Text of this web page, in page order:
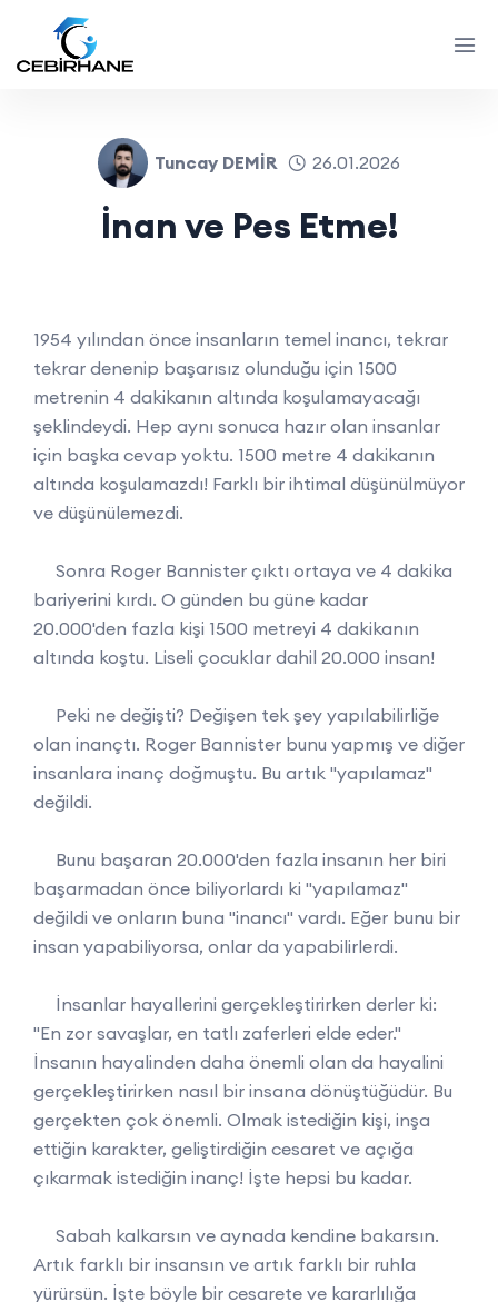
Tuncay DEMİR 26.01.2026
İnan ve Pes Etme!
1954 yılından önce insanların temel inancı, tekrar
tekrar denenip başarısız olunduğu için 1500
metrenin 4 dakikanın altında koşulamayacağı
şeklindeydi. Hep aynı sonuca hazır olan insanlar
için başka cevap yoktu. 1500 metre 4 dakikanın
altında koşulamazdı! Farklı bir ihtimal düşünülmüyor
ve düşünülemezdi.
Sonra Roger Bannister çıktı ortaya ve 4 dakika
bariyerini kırdı. O günden bu güne kadar
20.000'den fazla kişi 1500 metreyi 4 dakikanın
altında koştu. Liseli çocuklar dahil 20.000 insan!
Peki ne değişti? Değişen tek şey yapılabilirliğe
olan inançtı. Roger Bannister bunu yapmış ve diğer
insanlara inanç doğmuştu. Bu artık "yapılamaz"
değildi.
Bunu başaran 20.000'den fazla insanın her biri
başarmadan önce biliyorlardı ki "yapılamaz"
değildi ve onların buna "inancı" vardı. Eğer bunu bir
insan yapabiliyorsa, onlar da yapabilirlerdi.
İnsanlar hayallerini gerçekleştirirken derler ki:
"En zor savaşlar, en tatlı zaferleri elde eder."
İnsanın hayalinden daha önemli olan da hayalini
gerçekleştirirken nasıl bir insana dönüştüğüdür. Bu
gerçekten çok önemli. Olmak istediğin kişi, inşa
ettiğin karakter, geliştirdiğin cesaret ve açığa
çıkarmak istediğin inanç! İşte hepsi bu kadar.
Sabah kalkarsın ve aynada kendine bakarsın.
Artık farklı bir insansın ve artık farklı bir ruhla
yürürsün. İşte böyle bir cesarete ve kararlılığa